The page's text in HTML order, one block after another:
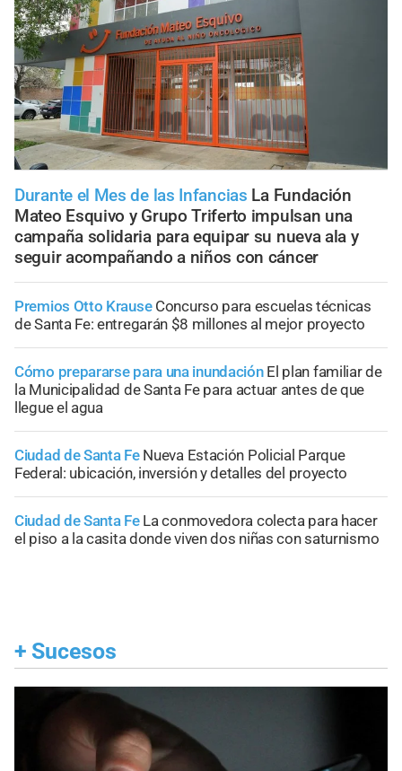
Durante el Mes de las Infancias La Fundación
Mateo Esquivo y Grupo Triferto impulsan una
campaña solidaria para equipar su nueva ala y
seguir acompañando a niños con cáncer
Premios Otto Krause Concurso para escuelas técnicas
de Santa Fe: entregarán $8 millones al mejor proyecto
Cómo prepararse para una inundación El plan familiar de
la Municipalidad de Santa Fe para actuar antes de que
llegue el agua
Ciudad de Santa Fe Nueva Estación Policial Parque
Federal: ubicación, inversión y detalles del proyecto
Ciudad de Santa Fe La conmovedora colecta para hacer
el piso a la casita donde viven dos niñas con saturnismo
+ Sucesos